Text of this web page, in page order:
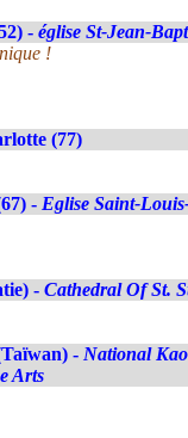
- église St-Jean-
!
(77)
- Eglise Saint-
- Cathedral Of St.
- National
Arts